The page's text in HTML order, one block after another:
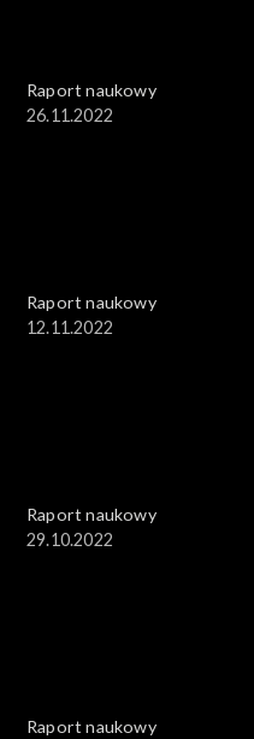
Raport naukowy
26.11.2022
Raport naukowy
12.11.2022
Raport naukowy
29.10.2022
Raport naukowy